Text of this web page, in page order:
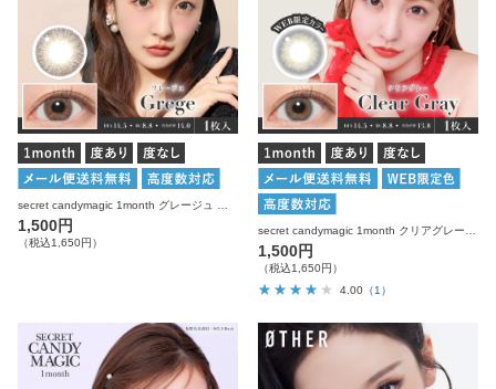
secret candymagic 1month グレージュ 度あり 度なし 1枚入り×2箱 計2枚 シークレットキャンディーマジック カラコン
1,500円
（税込1,650円）
secret candymagic 1month クリアグレー 度あり 度なし 1枚入り×2箱 計2枚 シークレットキャンディーマジック カラコン
1,500円
（税込1,650円）
4.00 （1）